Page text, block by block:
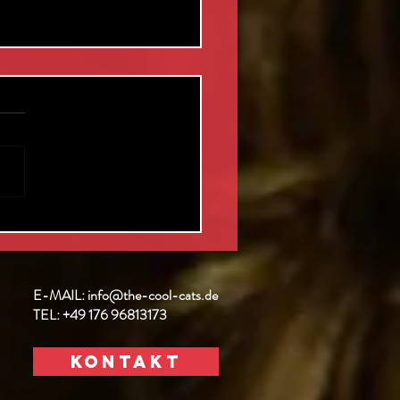
E-MAIL:info@the-cool-cats.de
TEL:+49176 96813173
Kontakt